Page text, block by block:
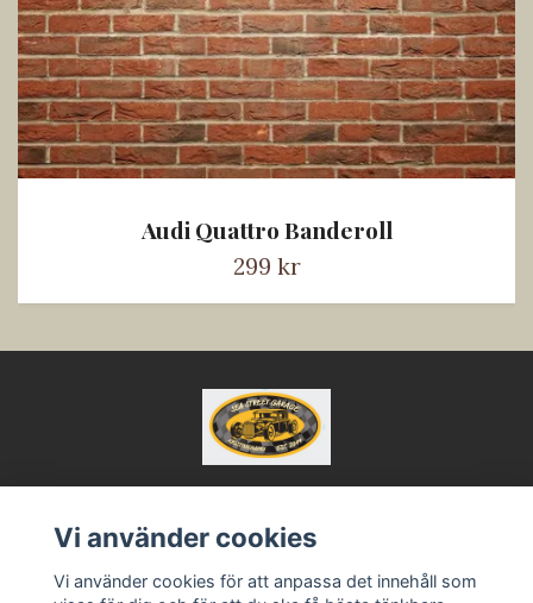
Audi Quattro Banderoll
299 kr
Kontakt
Köpvillkor
Vi använder cookies
Vi använder cookies för att anpassa det innehåll som